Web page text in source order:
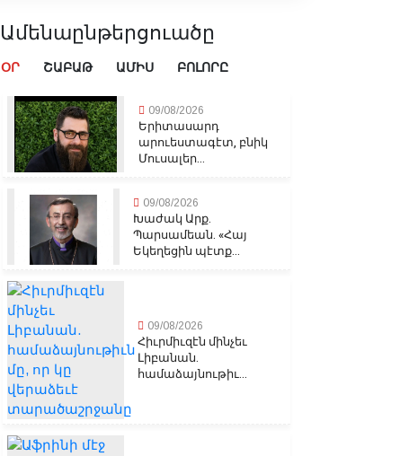
Ամենաընթերցուածը
ՕՐ ՇԱԲԱԹ ԱՄԻՍ ԲՈԼՈՐԸ
09/08/2026
Երիտասարդ
արուեստագէտ, բնիկ
Մուսալեր...
09/08/2026
Խաժակ Արք.
Պարսամեան. «Հայ
Եկեղեցին պէտք...
09/08/2026
Հիւրմիւզէն մինչեւ
Լիբանան.
համաձայնութիւ...